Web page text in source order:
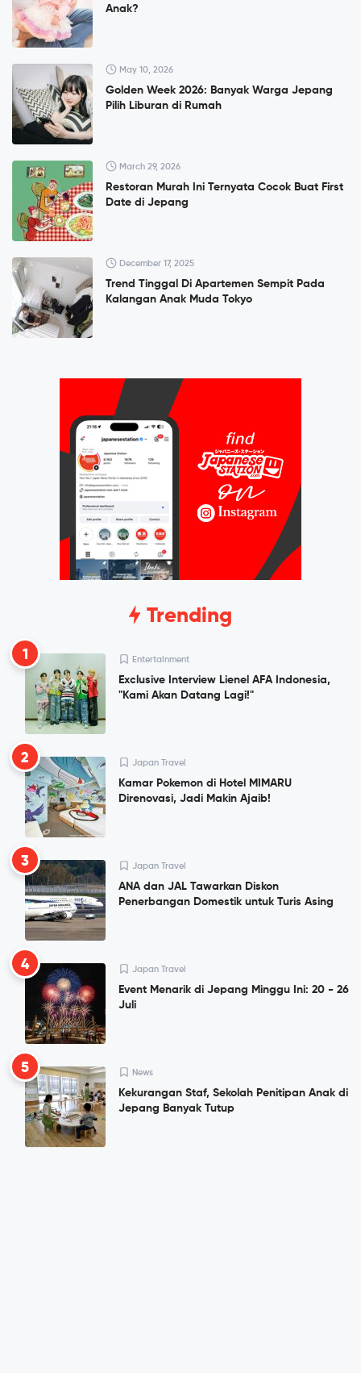
Anak?
May 10, 2026
Golden Week 2026: Banyak Warga Jepang
Pilih Liburan di Rumah
March 29, 2026
Restoran Murah Ini Ternyata Cocok Buat First
Date di Jepang
December 17, 2025
Trend Tinggal Di Apartemen Sempit Pada
Kalangan Anak Muda Tokyo
Trending
1 Entertainment
Exclusive Interview Lienel AFA Indonesia,
"Kami Akan Datang Lagi!"
2 Japan Travel
Kamar Pokemon di Hotel MIMARU
Direnovasi, Jadi Makin Ajaib!
3 Japan Travel
ANA dan JAL Tawarkan Diskon
Penerbangan Domestik untuk Turis Asing
4 Japan Travel
Event Menarik di Jepang Minggu Ini: 20 - 26
Juli
5 News
Kekurangan Staf, Sekolah Penitipan Anak di
Jepang Banyak Tutup